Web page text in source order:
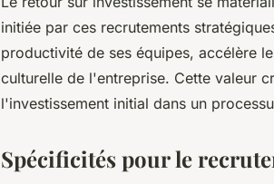
initiée par ces recrutements
productivité de ses équipes, accélère
culturelle de l'entreprise. Cette valeur
l'investissement initial dans un
Spécificités pour le